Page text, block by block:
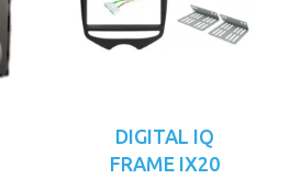
DIGITAL IQ
FRAME IX20